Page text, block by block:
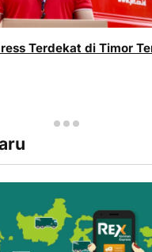
Terdekat di Timor